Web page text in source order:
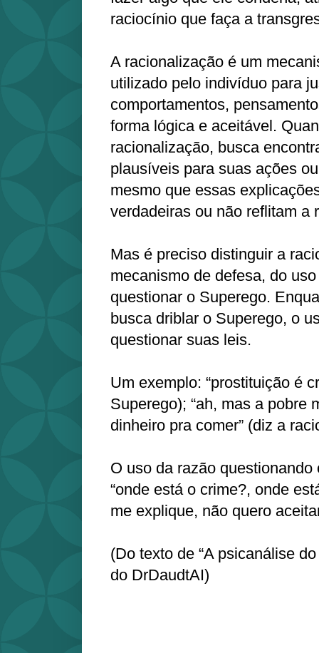
raciocínio que faça a
A racionalização é um
utilizado pelo indivíduo para
comportamentos,
forma lógica e aceitável.
racionalização, busca
plausíveis para suas ações
mesmo que essas
verdadeiras ou não reflitam a
Mas é preciso distinguir a
mecanismo de defesa, do
questionar o Superego.
busca driblar o Superego, o
questionar suas leis.
Um exemplo: “prostituição é
Superego); “ah, mas a pobre
dinheiro pra comer” (diz a
O uso da razão
“onde está o crime?, onde
me explique, não quero
(Do texto de “A psicanálise
do DrDaudtAI)